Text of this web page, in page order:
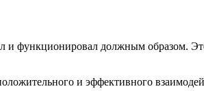
и функционировал должным образом.
и эффективного